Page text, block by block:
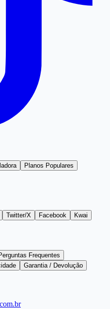
Planos Populares
Twitter/X Facebook Kwai
Frequentes
Garantia / Devolução